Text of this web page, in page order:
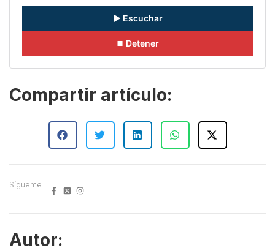
▶ Escuchar
⏹ Detener
Compartir artículo:
Sígueme
Autor: